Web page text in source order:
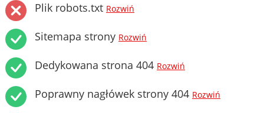
Plik robots.txt Rozwiń
Sitemapa strony Rozwiń
Dedykowana strona 404 Rozwiń
Poprawny nagłówek strony 404 Rozwiń